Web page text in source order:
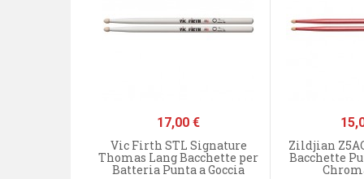
Prezzo
17,00 €
Vic Firth STL Signature
Thomas Lang Bacchette per
Batteria Punta a Goccia
Zildjian
Bacchette